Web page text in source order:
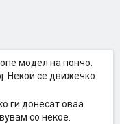
модел на пончо.
Некои се движечко
ги донесат оваа
со некое.